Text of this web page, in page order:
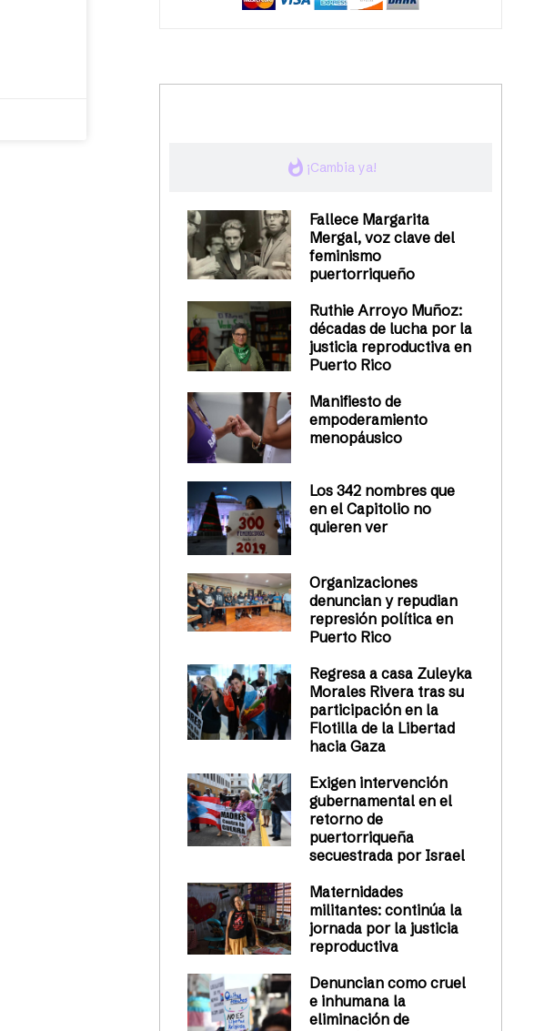
whatshot ¡Cambia ya!
Fallece Margarita
Mergal, voz clave del
feminismo
puertorriqueño
Ruthie Arroyo Muñoz:
décadas de lucha por la
justicia reproductiva en
Puerto Rico
Manifiesto de
empoderamiento
menopáusico
Los 342 nombres que
en el Capitolio no
quieren ver
Organizaciones
denuncian y repudian
represión política en
Puerto Rico
Regresa a casa Zuleyka
Morales Rivera tras su
participación en la
Flotilla de la Libertad
hacia Gaza
Exigen intervención
gubernamental en el
retorno de
puertorriqueña
secuestrada por Israel
Maternidades
militantes: continúa la
jornada por la justicia
reproductiva
Denuncian como cruel
e inhumana la
eliminación de